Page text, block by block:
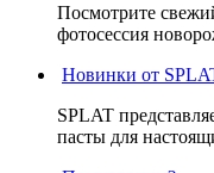
Посмотрите
фотосессия
Новинки от
SPLAT
пасты для